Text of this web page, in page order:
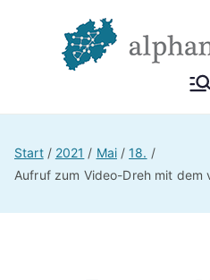
Start 2021 Mai
18.
Aufruf zum Video-Dreh mit dem